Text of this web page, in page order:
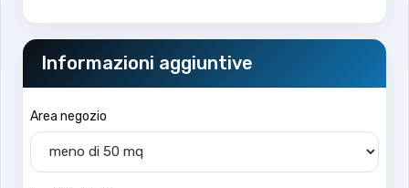
Informazioni aggiuntive
Area negozio